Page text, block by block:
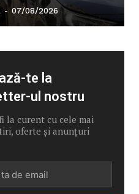
- 07/08/2026
te la
ul nostru
la curent cu cele mai
oferte și anunțuri